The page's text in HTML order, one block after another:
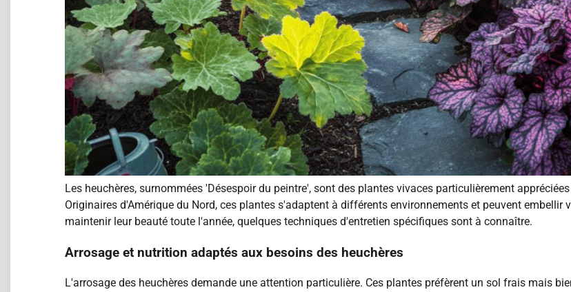
Les heuchères, surnommées 'Désespoir du peintre', sont des plantes vivaces particulièrement
Originaires d'Amérique du Nord, ces plantes s'adaptent à différents environnements et peuvent
maintenir leur beauté toute l'année, quelques techniques d'entretien spécifiques sont à connaître.
Arrosage et nutrition adaptés aux besoins des heuchères
L'arrosage des heuchères demande une attention particulière. Ces plantes préfèrent un sol frais mais